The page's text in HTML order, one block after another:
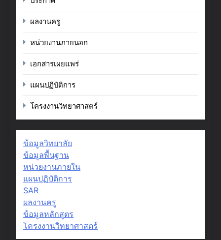
ผลงานครู
หน่วยงานภายนอก
เอกสารเผยแพร่
แผนปฏิบัติการ
โครงงานวิทยาศาสตร์
ข้อมูลวิทยาลัย
ข้อมูลพื้นฐาน
หน่วยงานภายใน
แผนปฏิบัติการ
SAR
ผลงานครู
ข้อมูลหลักสูตร
โครงงานวิทยาศาสตร์